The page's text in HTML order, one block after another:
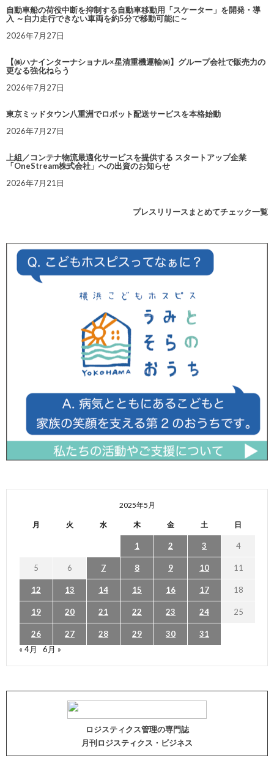
自動車船の荷役中断を抑制する自動車移動用「スケーター」を開発・導
入 ～自力走行できない車両を約5分で移動可能に～
2026年7月27日
【㈱ハナインターナショナル×星清重機運輸㈱】グループ会社で販売力の
更なる強化ねらう
2026年7月27日
東京ミッドタウン八重洲でロボット配送サービスを本格始動
2026年7月27日
上組／コンテナ物流最適化サービスを提供する スタートアップ企業
「OneStream株式会社」への出資のお知らせ
2026年7月21日
プレスリリースまとめてチェック一覧
2025年5月
月 火 水 木 金 土 日
1 2 3 4
5 6 7 8 9 10 11
12 13 14 15 16 17 18
19 20 21 22 23 24 25
26 27 28 29 30
31
« 4月
6月 »
ロジスティクス管理の専門誌
月刊ロジスティクス・ビジネス